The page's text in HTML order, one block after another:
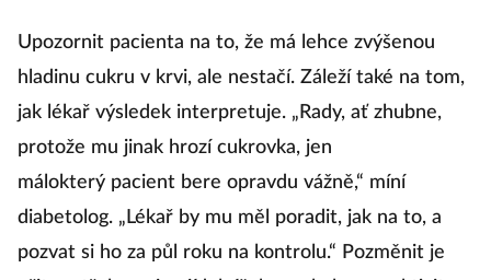
Upozornit pacienta na to, že má lehce zvýšenou
hladinu cukru v krvi, ale nestačí. Záleží také na tom,
jak lékař výsledek interpretuje. „Rady, ať zhubne,
protože mu jinak hrozí cukrovka, jen
málokterý pacient bere opravdu vážně,“ míní
diabetolog. „Lékař by mu měl poradit, jak na to, a
pozvat si ho za půl roku na kontrolu.“ Pozměnit je